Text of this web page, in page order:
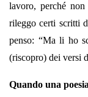
lavoro, perché
rileggo certi scritti
penso: “Ma li ho
(riscopro) dei versi
Quando una